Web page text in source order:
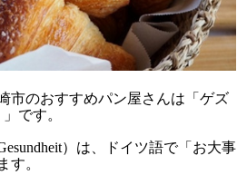
市のおすすめパン屋さんは「ゲズ
です。
）は、ドイツ語で「お大事
す。